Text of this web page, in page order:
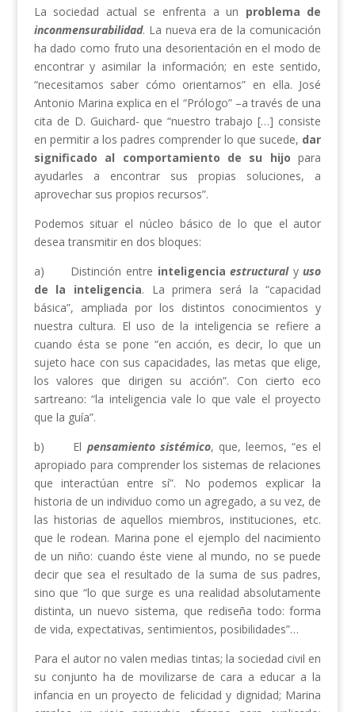
La sociedad actual se enfrenta a un problema de
inconmensurabilidad. La nueva era de la comunicación
ha dado como fruto una desorientación en el modo de
encontrar y asimilar la información; en este sentido,
“necesitamos saber cómo orientarnos” en ella. José
Antonio Marina explica en el “Prólogo” –a través de una
cita de D. Guichard- que “nuestro trabajo […] consiste
en permitir a los padres comprender lo que sucede, dar
significado al comportamiento de su hijo para
ayudarles a encontrar sus propias soluciones, a
aprovechar sus propios recursos”.
Podemos situar el núcleo básico de lo que el autor
desea transmitir en dos bloques:
a) Distinción entre inteligenciaestructuralyuso
de la inteligencia. La primera será la “capacidad
básica”, ampliada por los distintos conocimientos y
nuestra cultura. El uso de la inteligencia se refiere a
cuando ésta se pone “en acción, es decir, lo que un
sujeto hace con sus capacidades, las metas que elige,
los valores que dirigen su acción”. Con cierto eco
sartreano: “la inteligencia vale lo que vale el proyecto
que la guía”.
b) El pensamiento sistémico, que, leemos, “es el
apropiado para comprender los sistemas de relaciones
que interactúan entre sí”. No podemos explicar la
historia de un individuo como un agregado, a su vez, de
las historias de aquellos miembros, instituciones, etc.
que le rodean. Marina pone el ejemplo del nacimiento
de un niño: cuando éste viene al mundo, no se puede
decir que sea el resultado de la suma de sus padres,
sino que “lo que surge es una realidad absolutamente
distinta, un nuevo sistema, que rediseña todo: forma
de vida, expectativas, sentimientos, posibilidades”…
Para el autor no valen medias tintas; la sociedad civil en
su conjunto ha de movilizarse de cara a educar a la
infancia en un proyecto de felicidad y dignidad; Marina